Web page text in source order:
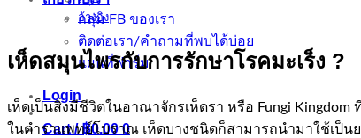
กลุ่ม FB ของเรา
ติดต่อเรา/คำถามที่พบได้บ่อย
แผนที่ฟาร์ม
Login
Cart /฿0.00 0
อ้างอิง
เห็ดสมุนไพรกับการรักษาโรคมะเร็ง ?
เห็ดเป็นสิ่งมีชีวิตในอาณาจักรเห็ดรา หรือ Fungi
ในตำราแพทย์โบราณ เห็ดบางชนิดก็สามารถนำมาใช้เป็น